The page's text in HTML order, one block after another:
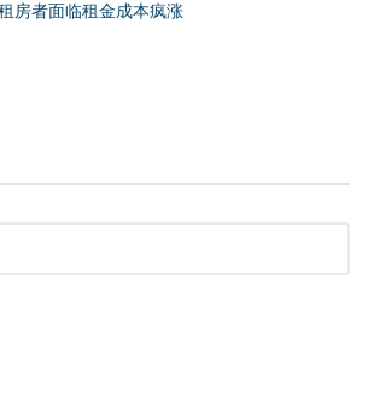
房者面临租金成本疯涨